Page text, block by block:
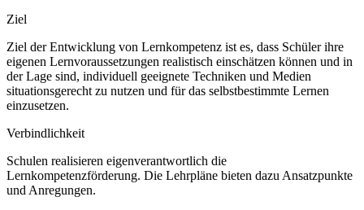
Ziel
Ziel der Entwicklung von Lernkompetenz ist es, dass Schüler ihre
eigenen Lernvoraussetzungen realistisch einschätzen können und in
der Lage sind, individuell geeignete Techniken und Medien
situationsgerecht zu nutzen und für das selbstbestimmte Lernen
einzusetzen.
Verbindlichkeit
Schulen realisieren eigenverantwortlich die
Lernkompetenzförderung. Die Lehrpläne bieten dazu Ansatzpunkte
und Anregungen.